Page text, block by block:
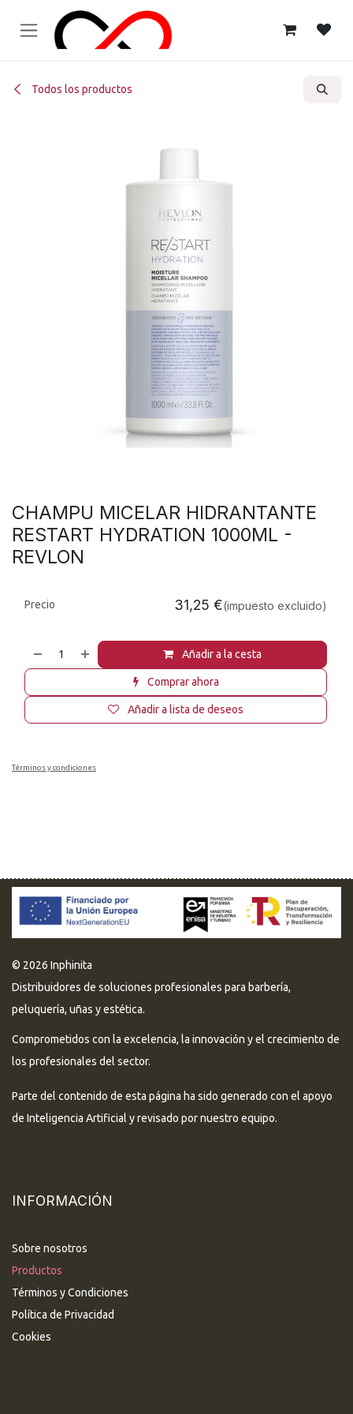
Todos los productos
CHAMPU MICELAR HIDRANTANTE
RESTART HYDRATION 1000ML -
REVLON
Añadir a la cesta
Comprar ahora
Añadir a lista de deseos
Precio 31,25 €(impuesto excluido)
Términos y condiciones
© 2026 Inphinita
Distribuidores de soluciones profesionales para barbería,
peluquería, uñas y estética.
Comprometidos con la excelencia, la innovación y el crecimiento de
los profesionales del sector.
Parte del contenido de esta página ha sido generado con el apoyo
de Inteligencia Artificial y revisado por nuestro equipo.
INFORMACIÓN
Sobre nosotros
Productos
Términos y Condiciones
Política de Privacidad
Cookies